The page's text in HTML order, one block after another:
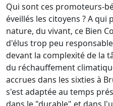
Qui sont ces promoteurs-
éveillés les citoyens ? A qui
nature, du vivant, ce Bien
d'élus trop peu
devant la complexité de la
du réchauffement
accrues dans les sixties à
s'est adaptée au temps
dans le "durable" et dans